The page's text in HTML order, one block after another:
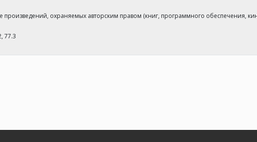
произведений, охраняемых авторским правом (книг, программного обеспечения,
77.3